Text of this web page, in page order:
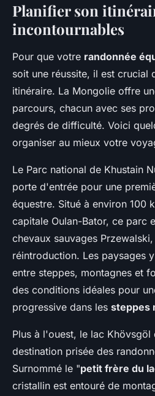
Planifier son
incontournables
Pour que votre randonnée
soit une réussite, il est crucial
itinéraire. La Mongolie offre
parcours, chacun avec ses
degrés de difficulté. Voici
organiser au mieux votre
Le Parc national de Khustain
porte d'entrée pour une
équestre. Situé à environ 100
capitale Oulan-Bator, ce parc
chevaux sauvages
réintroduction. Les paysages
entre steppes, montagnes et
des conditions idéales pour
progressive dans les steppes
Plus à l'ouest, le lac Khövsgöl
destination prisée des
Surnommé le "petit frère du
cristallin est entouré de